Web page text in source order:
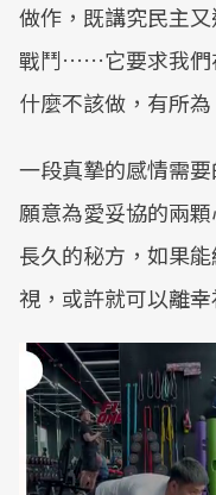
做作，既講究民主
戰鬥……它要求我們
什麼不該做，有所為
一段真摯的感情需
願意為愛妥協的兩
長久的秘方，如果
視，或許就可以離幸